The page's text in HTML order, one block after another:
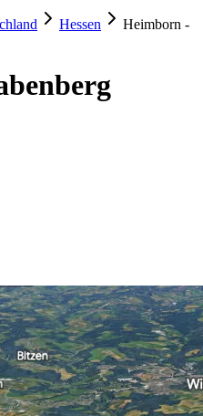
Hessen
Heimborn -